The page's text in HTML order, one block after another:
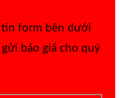
form bên dưới
báo giá cho quý